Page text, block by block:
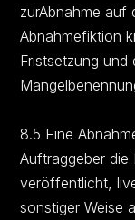
zurAbnahme auf
Abnahmefiktion
Fristsetzung und
8.5 Eine
Auftraggeber die
veröffentlicht,
sonstiger Weise